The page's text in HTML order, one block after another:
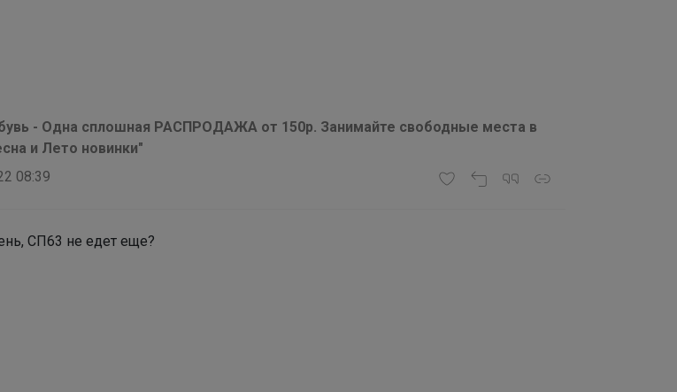
- Одна сплошная РАСПРОДАЖА от 150р. Занимайте свободные места в
и Лето новинки"
08:39
СП63 не едет еще?
физкультуры